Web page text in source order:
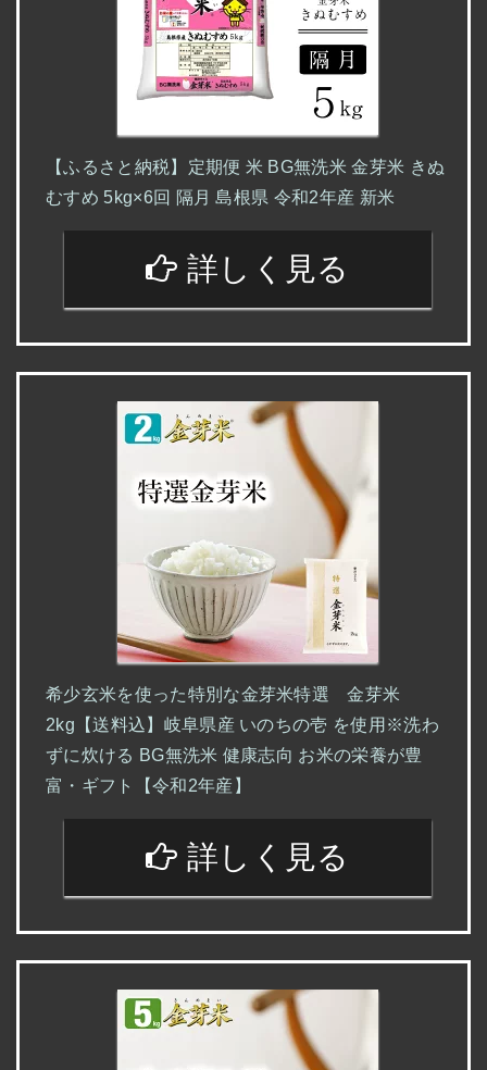
【ふるさと納税】定期便 米 BG無洗米 金芽米 きぬ
むすめ 5kg×6回 隔月 島根県 令和2年産 新米
詳しく見る
希少玄米を使った特別な金芽米特選 金芽米
2kg【送料込】岐阜県産 いのちの壱 を使用※洗わ
ずに炊ける BG無洗米 健康志向 お米の栄養が豊
富・ギフト【令和2年産】
詳しく見る